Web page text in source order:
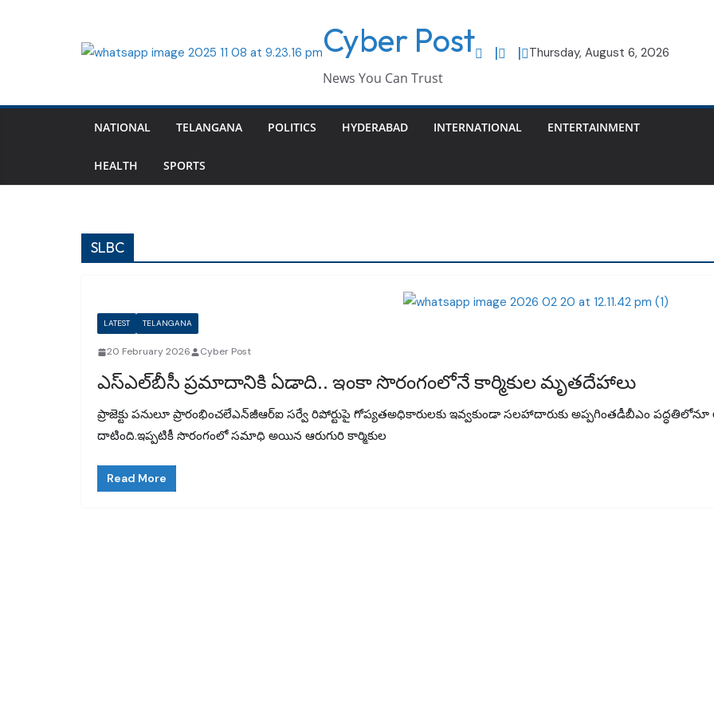
Cyber Post
News You Can Trust
Thursday, August 6, 2026
NATIONAL TELANGANA POLITICS HYDERABAD INTERNATIONAL ENTERTAINMENT
HEALTH SPORTS
SLBC
LATEST TELANGANA
20 February 2026 Cyber Post
ఎస్‌ఎల్‌బీసీ ప్రమాదానికి ఏడాది.. ఇంకా సొరంగంలోనే కార్మికుల మృతదేహాలు
ప్రాజెక్టు పనులూ ప్రారంభించలేఎన్‌జీఆర్‌ఐ సర్వే రిపోర్టుపై గోప్యతఅధికారులకు ఇవ్వకుండా సలహాదారుకు అప్పగింతడీబీఎం
దాటింది.ఇప్పటికీ సొరంగంలో సమాధి అయిన ఆరుగురి కార్మికుల
Read More